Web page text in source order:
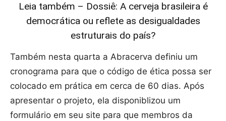
Leia também – Dossiê: A cerveja brasileira é
democrática ou reflete as desigualdades
estruturais do país?
Também nesta quarta a Abracerva definiu um
cronograma para que o código de ética possa ser
colocado em prática em cerca de 60 dias. Após
apresentar o projeto, ela disponiblizou um
formulário em seu site para que membros da